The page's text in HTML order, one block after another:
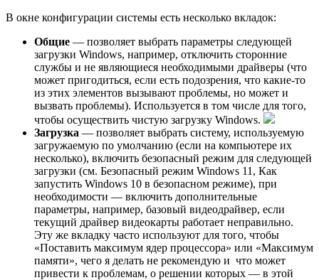
В окне конфигурации системы есть несколько вкладок:
Общие — позволяет выбрать параметры следующей
загрузки Windows, например, отключить сторонние
службы и не являющиеся необходимыми драйверы (что
может пригодиться, если есть подозрения, что какие-то
из этих элементов вызывают проблемы, но может и
вызвать проблемы). Используется в том числе для того,
чтобы осуществить чистую загрузку Windows.
Загрузка — позволяет выбрать систему, используемую
загружаемую по умолчанию (если на компьютере их
несколько), включить безопасный режим для следующей
загрузки (см. Безопасный режим Windows 11, Как
запустить Windows 10 в безопасном режиме), при
необходимости — включить дополнительные
параметры, например, базовый видеодрайвер, если
текущий драйвер видеокарты работает неправильно.
Эту же вкладку часто используют для того, чтобы
«Поставить максимум ядер процессора» или «Максимум
памяти», чего я делать не рекомендую и что может
привести к проблемам, о решении которых — в этой